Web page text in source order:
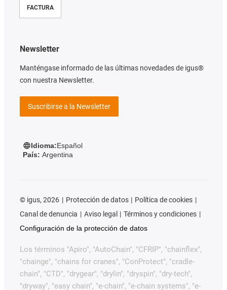
FACTURA
Newsletter
Manténgase informado de las últimas novedades de igus®
con nuestra Newsletter.
Suscribirse a la Newsletter
Idioma:Español
País: Argentina
© igus, 2026 Protección de datos
Política de cookies
Canal de denuncia
Aviso legal
Términos y condiciones
Configuración de la protección de datos
Los términos "Apiro", "AutoChain", "CFRIP", "chainflex",
"chainge", "chains for cranes", "ConProtect", "cradle-
chain", "CTD", "drygear", "drylin", "dryspin", "dry-tech",
"dryway", "easy chain", "e-chain", "e-chain systems", "e-